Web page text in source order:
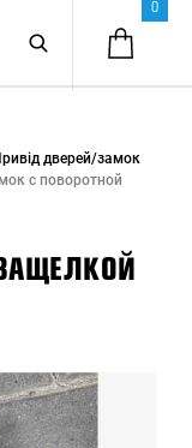
0
дверей/замок
с поворотной